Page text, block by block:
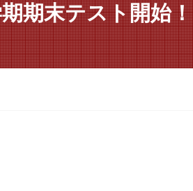
期末テスト開始！